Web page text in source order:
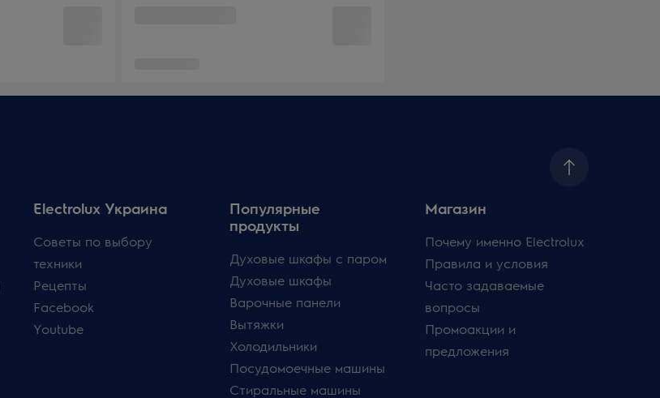
Electrolux Украина
Советы по выбору
техники
Рецепты
Facebook
Youtube
Популярные
продукты
Духовые шкафы с паром
Духовые шкафы
Варочные панели
Вытяжки
Холодильники
Посудомоечные машины
Стиральные машины
Магазин
Почему именно Electrolux
Правила и условия
Часто задаваемые
вопросы
Промоакции и
предложения